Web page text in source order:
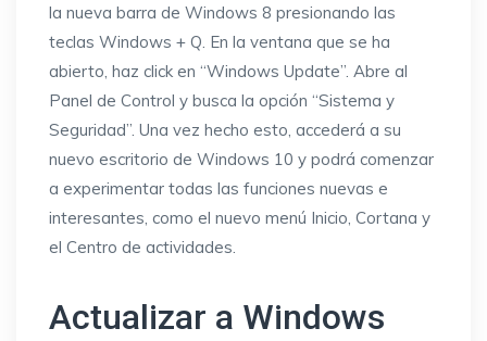
la nueva barra de Windows 8 presionando las
teclas Windows + Q. En la ventana que se ha
abierto, haz click en “Windows Update”. Abre al
Panel de Control y busca la opción “Sistema y
Seguridad”. Una vez hecho esto, accederá a su
nuevo escritorio de Windows 10 y podrá comenzar
a experimentar todas las funciones nuevas e
interesantes, como el nuevo menú Inicio, Cortana y
el Centro de actividades.
Actualizar a Windows